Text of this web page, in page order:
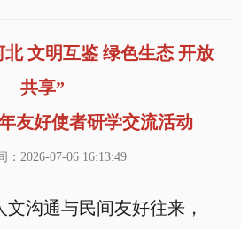
文明互鉴 绿色生态 开放
共享”
友好使者研学交流活动
：2026-07-06 16:13:49
文沟通与民间友好往来，